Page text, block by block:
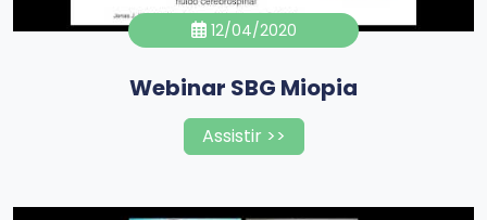
12/04/2020
Webinar SBG Miopia
Assistir >>